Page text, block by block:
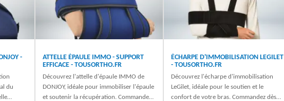
-
du
ATTELLE ÉPAULE IMMO - SUPPORT
EFFICACE - TOUSORTHO.FR
Découvrez l'attelle d'épaule IMMO de
DONJOY, idéale pour immobiliser l'épaule
et soutenir la récupération. Commandez
ÉCHARPE D'IMMOBILISATION LEGILET
- TOUSORTHO.FR
Découvrez l'écharpe d'immobilisation
LeGilet, idéale pour le soutien et le
confort de votre bras. Commandez dès